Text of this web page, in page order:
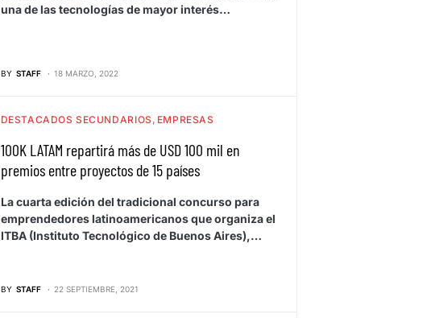
una de las tecnologías de mayor interés…
BY STAFF 18 MARZO, 2022
DESTACADOS SECUNDARIOS EMPRESAS
100K LATAM repartirá más de USD 100 mil en
premios entre proyectos de 15 países
La cuarta edición del tradicional concurso para
emprendedores latinoamericanos que organiza el
ITBA (Instituto Tecnológico de Buenos Aires),…
BY STAFF 22 SEPTIEMBRE, 2021